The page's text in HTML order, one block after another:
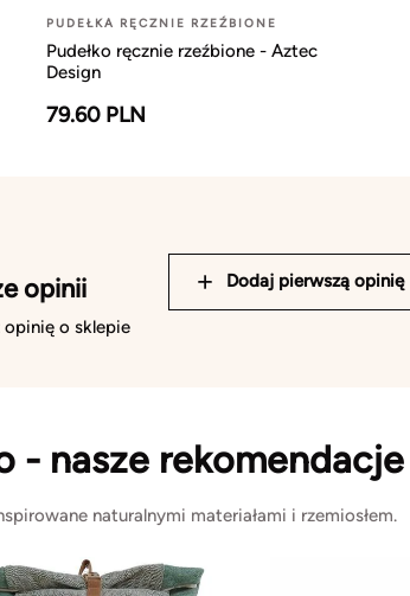
PUDEŁKA RĘCZNIE RZEŹBIONE
Pudełko ręcznie rzeźbione - Aztec
Design
79.60 PLN
opinii
o sklepie
Dodaj pierwszą opinię
- nasze rekomendacje
naturalnymi materiałami i rzemiosłem.